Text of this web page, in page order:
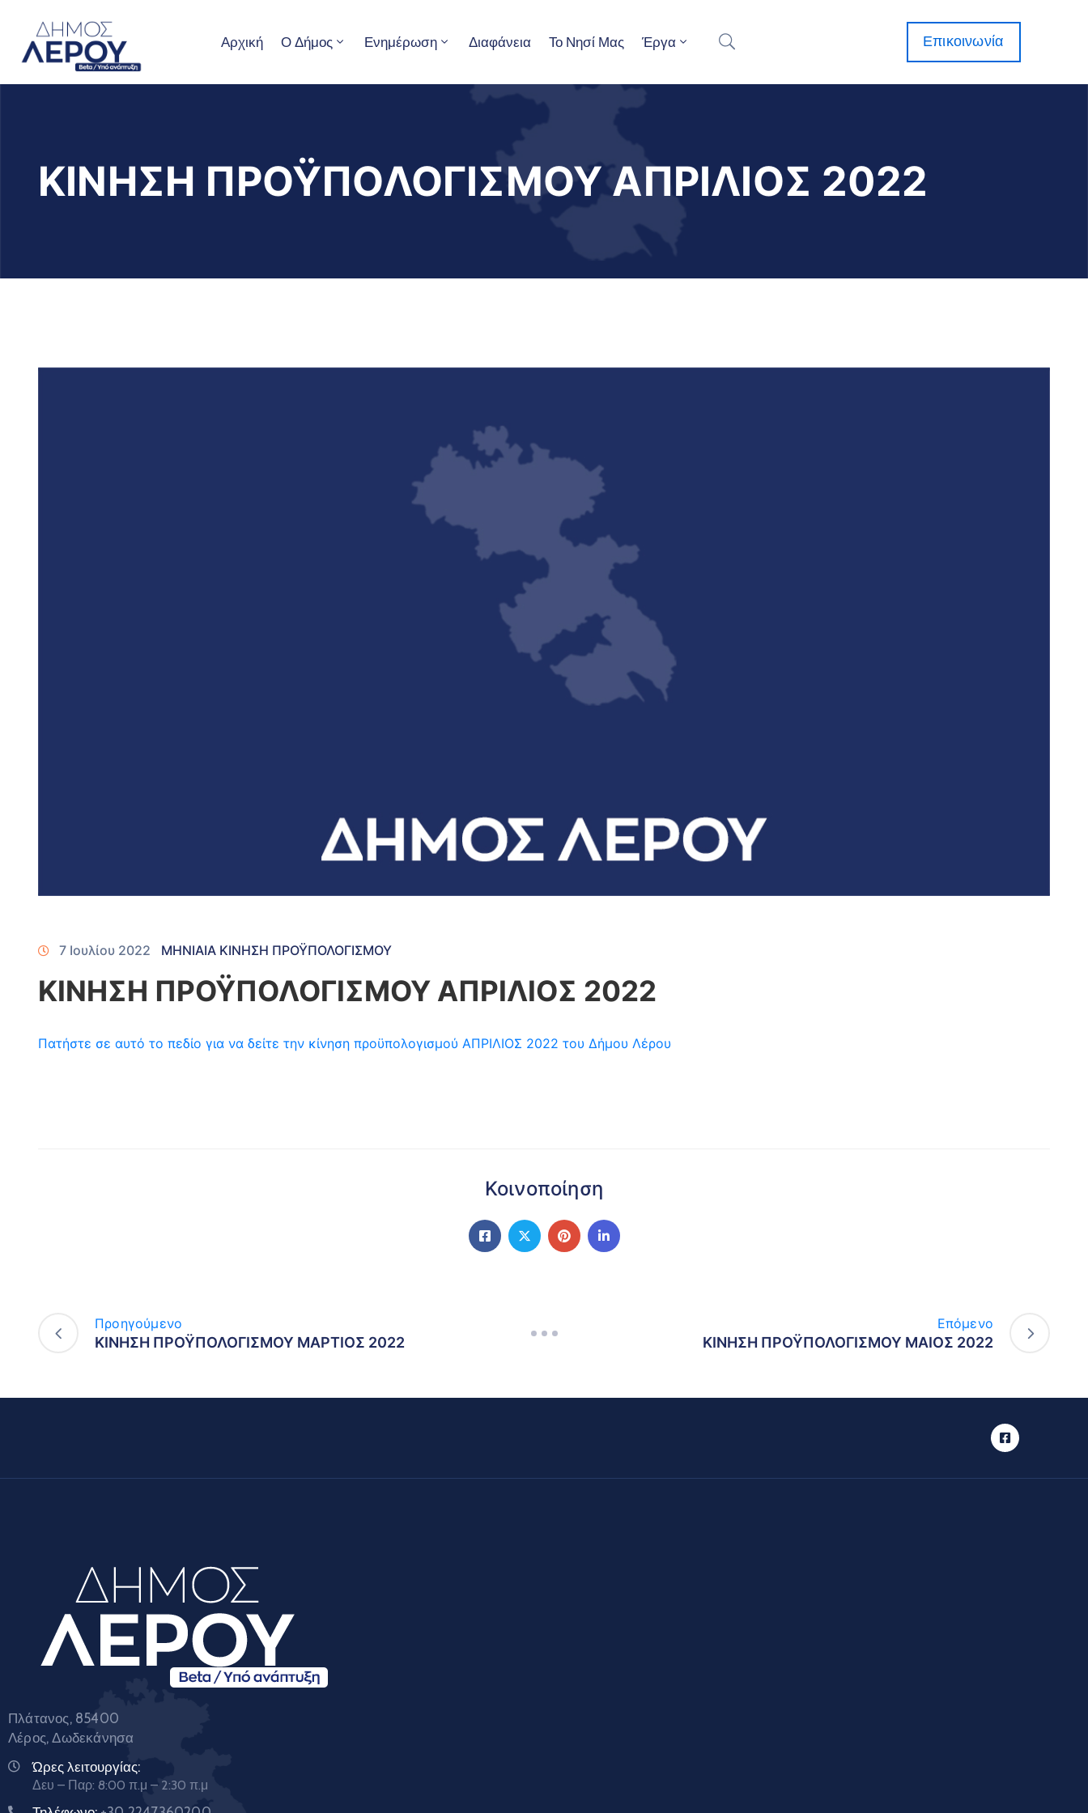
Αρχική Ο Δήμος Ενημέρωση Διαφάνεια Το Νησί Μας Έργα Επικοινωνία
ΚΙΝΗΣΗ ΠΡΟΫΠΟΛΟΓΙΣΜΟΥ ΑΠΡΙΛΙΟΣ 2022
7 Ιουλίου 2022 ΜΗΝΙΑΙΑ ΚΙΝΗΣΗ ΠΡΟΫΠΟΛΟΓΙΣΜΟΥ
ΚΙΝΗΣΗ ΠΡΟΫΠΟΛΟΓΙΣΜΟΥ ΑΠΡΙΛΙΟΣ 2022
Πατήστε σε αυτό το πεδίο για να δείτε την κίνηση προϋπολογισμού ΑΠΡΙΛΙΟΣ 2022 του Δήμου Λέρου
Κοινοποίηση
Προηγούμενο
ΚΙΝΗΣΗ ΠΡΟΫΠΟΛΟΓΙΣΜΟΥ ΜΑΡΤΙΟΣ 2022
Επόμενο
ΚΙΝΗΣΗ ΠΡΟΫΠΟΛΟΓΙΣΜΟΥ ΜΑΙΟΣ 2022
Πλάτανος, 85400
Λέρος, Δωδεκάνησα
Ώρες λειτουργίας:
Δευ – Παρ: 8:00 π.μ – 2:30 π.μ